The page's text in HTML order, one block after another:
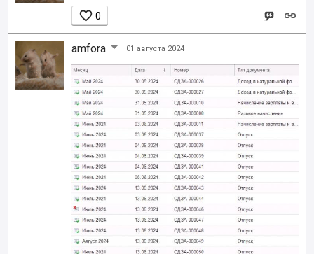
 0
amfora 01 августа 2024